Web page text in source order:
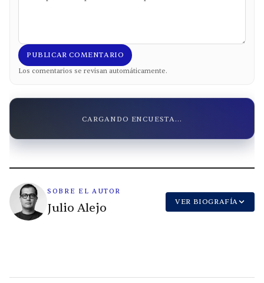
PUBLICAR COMENTARIO
Los comentarios se revisan automáticamente.
CARGANDO ENCUESTA...
SOBRE EL AUTOR
Julio Alejo VER BIOGRAFÍA